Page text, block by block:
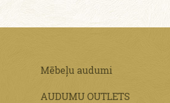
Mēbeļu audumi
AUDUMU OUTLETS